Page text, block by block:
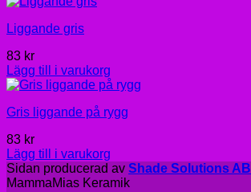
Liggande gris
83 kr
Lägg till i varukorg
Gris liggande på rygg
83 kr
Lägg till i varukorg
Sidan producerad av Shade Solutions AB
MammaMias Keramik